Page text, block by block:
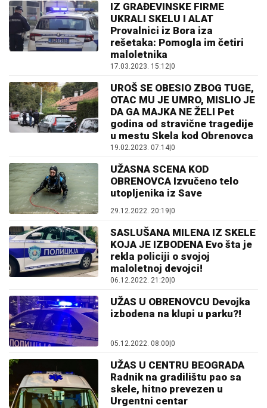
IZ GRAĐEVINSKE FIRME
UKRALI SKELU I ALAT
Provalnici iz Bora iza
rešetaka: Pomogla im četiri
maloletnika
17.03.2023. 15:12 0
UROŠ SE OBESIO ZBOG TUGE,
OTAC MU JE UMRO, MISLIO JE
DA GA MAJKA NE ŽELI Pet
godina od stravične tragedije
u mestu Skela kod Obrenovca
19.02.2023. 07:14 0
UŽASNA SCENA KOD
OBRENOVCA Izvučeno telo
utopljenika iz Save
29.12.2022. 20:19 0
SASLUŠANA MILENA IZ SKELE
KOJA JE IZBODENA Evo šta je
rekla policiji o svojoj
maloletnoj devojci!
06.12.2022. 21:20 0
UŽAS U OBRENOVCU Devojka
izbodena na klupi u parku?!
05.12.2022. 08:00 0
UŽAS U CENTRU BEOGRADA
Radnik na gradilištu pao sa
skele, hitno prevezen u
Urgentni centar